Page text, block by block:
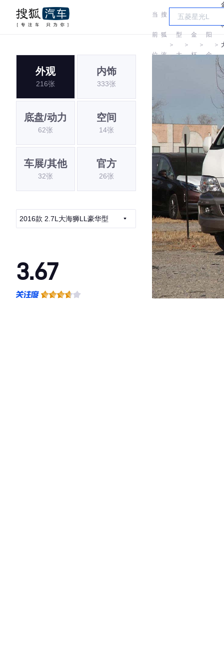
当
前
位
搜
狐
汽
＞
车
型
大
＞
金
杯
＞
沈
阳
金
＞
外观
216张
内饰
333张
底盘/动力
62张
空间
14张
车展/其他
32张
官方
26张
2016款 2.7L大海狮LL豪华型
3.67